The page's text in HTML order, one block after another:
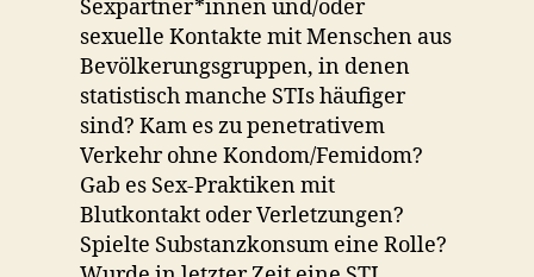
Sexpartner*innen und/oder
sexuelle Kontakte mit Menschen aus
Bevölkerungsgruppen, in denen
statistisch manche STIs häufiger
sind? Kam es zu penetrativem
Verkehr ohne Kondom/Femidom?
Gab es Sex-Praktiken mit
Blutkontakt oder Verletzungen?
Spielte Substanzkonsum eine Rolle?